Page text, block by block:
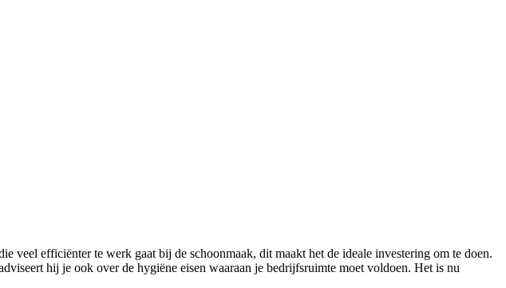
veel efficiënter te werk gaat bij de schoonmaak, dit maakt het de ideale investering om te doen.
hij je ook over de hygiëne eisen waaraan je bedrijfsruimte moet voldoen. Het is nu